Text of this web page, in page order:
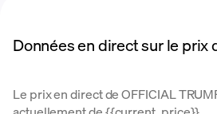
Données en direct sur le prix
Le prix en direct de OFFICIAL